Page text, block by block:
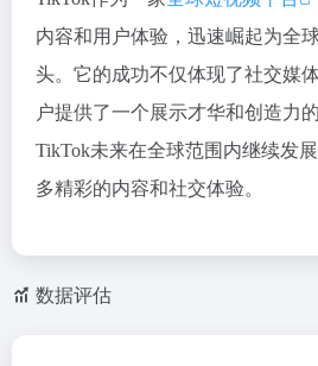
内容和用户体验，迅速崛起为全
头。它的成功不仅体现了社交媒
户提供了一个展示才华和创造力
TikTok未来在全球范围内继续发
多精彩的内容和社交体验。
数据评估